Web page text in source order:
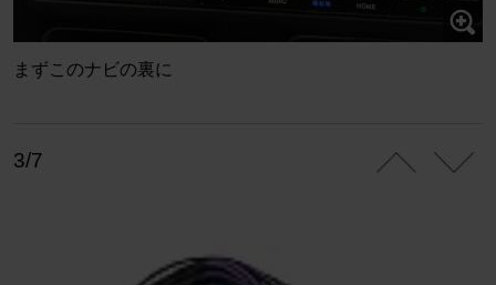
まずこのナビの裏に
3/7